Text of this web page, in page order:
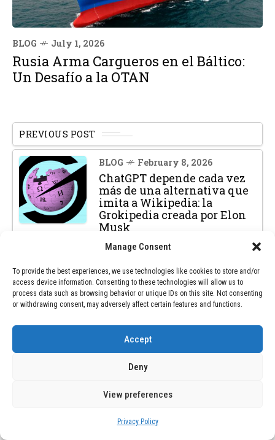
Manage Consent
To provide the best experiences, we use technologies like cookies to store and/or
access device information. Consenting to these technologies will allow us to
process data such as browsing behavior or unique IDs on this site. Not consenting
or withdrawing consent, may adversely affect certain features and functions.
Accept
Deny
View preferences
Privacy Policy
BLOG July 1, 2026
Rusia Arma Cargueros en el Báltico:
Un Desafío a la OTAN
PREVIOUS POST
BLOG February 8, 2026
ChatGPT depende cada vez
más de una alternativa que
imita a Wikipedia: la
Grokipedia creada por Elon
Musk
BLOG February 8, 2026
Una megastructura erigida
hace 1.700 años para
perdurar: aún domina el
paisaje de Sri Lanka